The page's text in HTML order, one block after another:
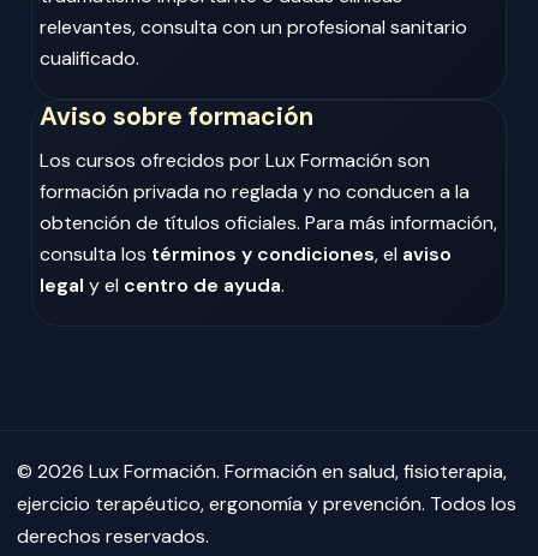
relevantes, consulta con un profesional sanitario
cualificado.
Aviso sobre formación
Los cursos ofrecidos por Lux Formación son
formación privada no reglada y no conducen a la
obtención de títulos oficiales. Para más información,
consulta los términos y condiciones, el aviso
legal y el centro de ayuda.
© 2026 Lux Formación. Formación en salud, fisioterapia,
ejercicio terapéutico, ergonomía y prevención. Todos los
derechos reservados.